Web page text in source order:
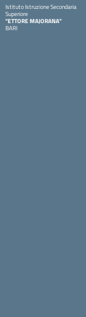
Istituto Istruzione Secondaria
Superiore
"ETTORE MAJORANA"
BARI